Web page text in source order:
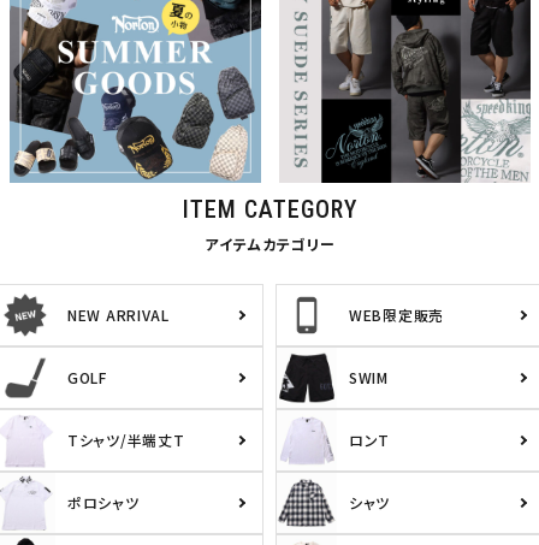
NORTON 2026.07.18
NORTON 特集一覧
ITEM CATEGORY
アイテムカテゴリー
NEW ARRIVAL WEB限定販売
GOLF SWIM
Tシャツ/半端丈T ロンT
ポロシャツ シャツ